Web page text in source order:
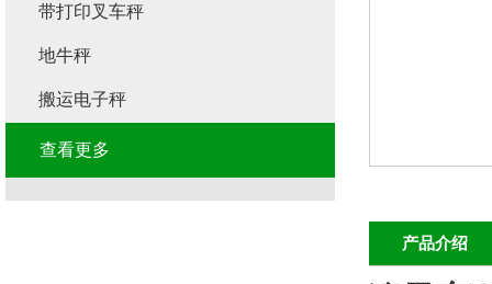
产品介绍
带打印叉车秤
地牛秤
搬运电子秤
查看更多